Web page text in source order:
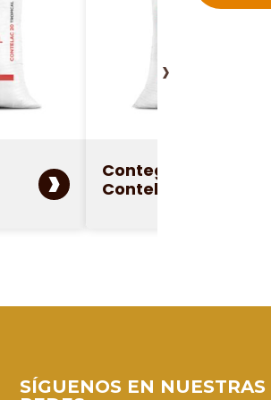
›
Contegral
Contelac Tropical
›
SÍGUENOS EN NUESTRAS